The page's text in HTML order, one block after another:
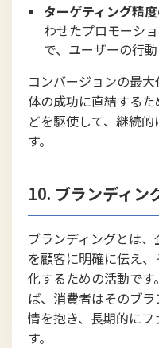
ターゲティング精
わせたプロモーシ
で、ユーザーの行動
コンバージョンの最
体の成功に直結する
どを駆使して、継続
す。
10. ブランディン
ブランディングとは
を顧客に明確に伝え
化するための活動で
ば、消費者はそのブ
情を抱き、長期的に
す。